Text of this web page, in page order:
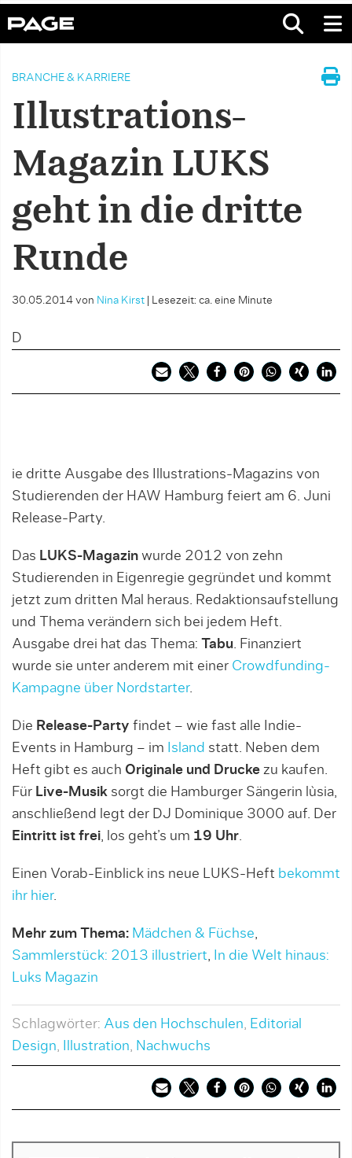
BRANCHE & KARRIERE
Illustrations-
Magazin LUKS
geht in die dritte
Runde
30.05.2014 von Nina Kirst Lesezeit: ca. eine Minute
D
ie dritte Ausgabe des Illustrations-Magazins von
Studierenden der HAW Hamburg feiert am 6. Juni
Release-Party.
Das LUKS-Magazin wurde 2012 von zehn
Studierenden in Eigenregie gegründet und kommt
jetzt zum dritten Mal heraus. Redaktionsaufstellung
und Thema verändern sich bei jedem Heft.
Ausgabe drei hat das Thema: Tabu. Finanziert
wurde sie unter anderem mit einer Crowdfunding-
Kampagne über Nordstarter.
Die Release-Party findet – wie fast alle Indie-
Events in Hamburg – im
Island statt. Neben dem
Heft gibt es auch Originale und Drucke zu kaufen.
Für Live-Musik sorgt die Hamburger Sängerin lùsia,
anschließend legt der DJ Dominique 3000 auf. Der
Eintritt ist frei, los geht’s um 19 Uhr.
Einen Vorab-Einblick ins neue LUKS-Heft bekommt
ihr hier.
Mehr zum Thema: Mädchen & Füchse,
Sammlerstück: 2013 illustriert,
In die Welt hinaus:
Luks Magazin
Schlagwörter: Aus den Hochschulen, Editorial
Design, Illustration, Nachwuchs